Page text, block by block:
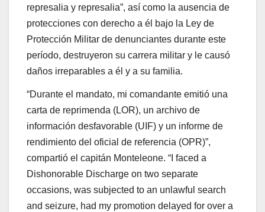
represalia y represalia”, así como la ausencia de
protecciones con derecho a él bajo la Ley de
Protección Militar de denunciantes durante este
período, destruyeron su carrera militar y le causó
daños irreparables a él y a su familia.
“Durante el mandato, mi comandante emitió una
carta de reprimenda (LOR), un archivo de
información desfavorable (UIF) y un informe de
rendimiento del oficial de referencia (OPR)”,
compartió el capitán Monteleone. “I faced a
Dishonorable Discharge on two separate
occasions, was subjected to an unlawful search
and seizure, had my promotion delayed for over a